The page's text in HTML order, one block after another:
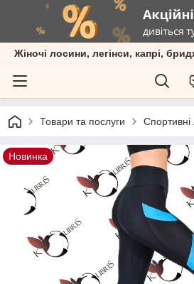
Жіночі лосини, легінси, капрі,
Товари та послуги
Новинка